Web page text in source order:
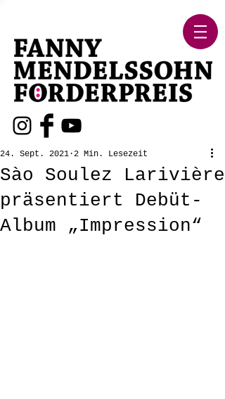
Sào Soulez Larivière
präsentiert Debüt-
Album „Impression“
24. Sept. 2021 2 Min. Lesezeit